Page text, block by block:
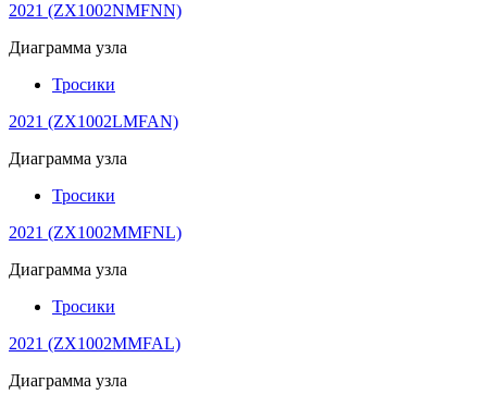
2021 (ZX1002NMFNN)
Диаграмма узла
Тросики
2021 (ZX1002LMFAN)
Диаграмма узла
Тросики
2021 (ZX1002MMFNL)
Диаграмма узла
Тросики
2021 (ZX1002MMFAL)
Диаграмма узла